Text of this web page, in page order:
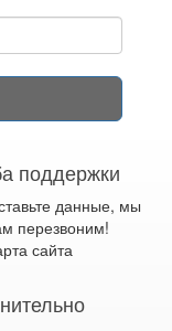
поддержки
данные, мы
перезвоним!
сайта